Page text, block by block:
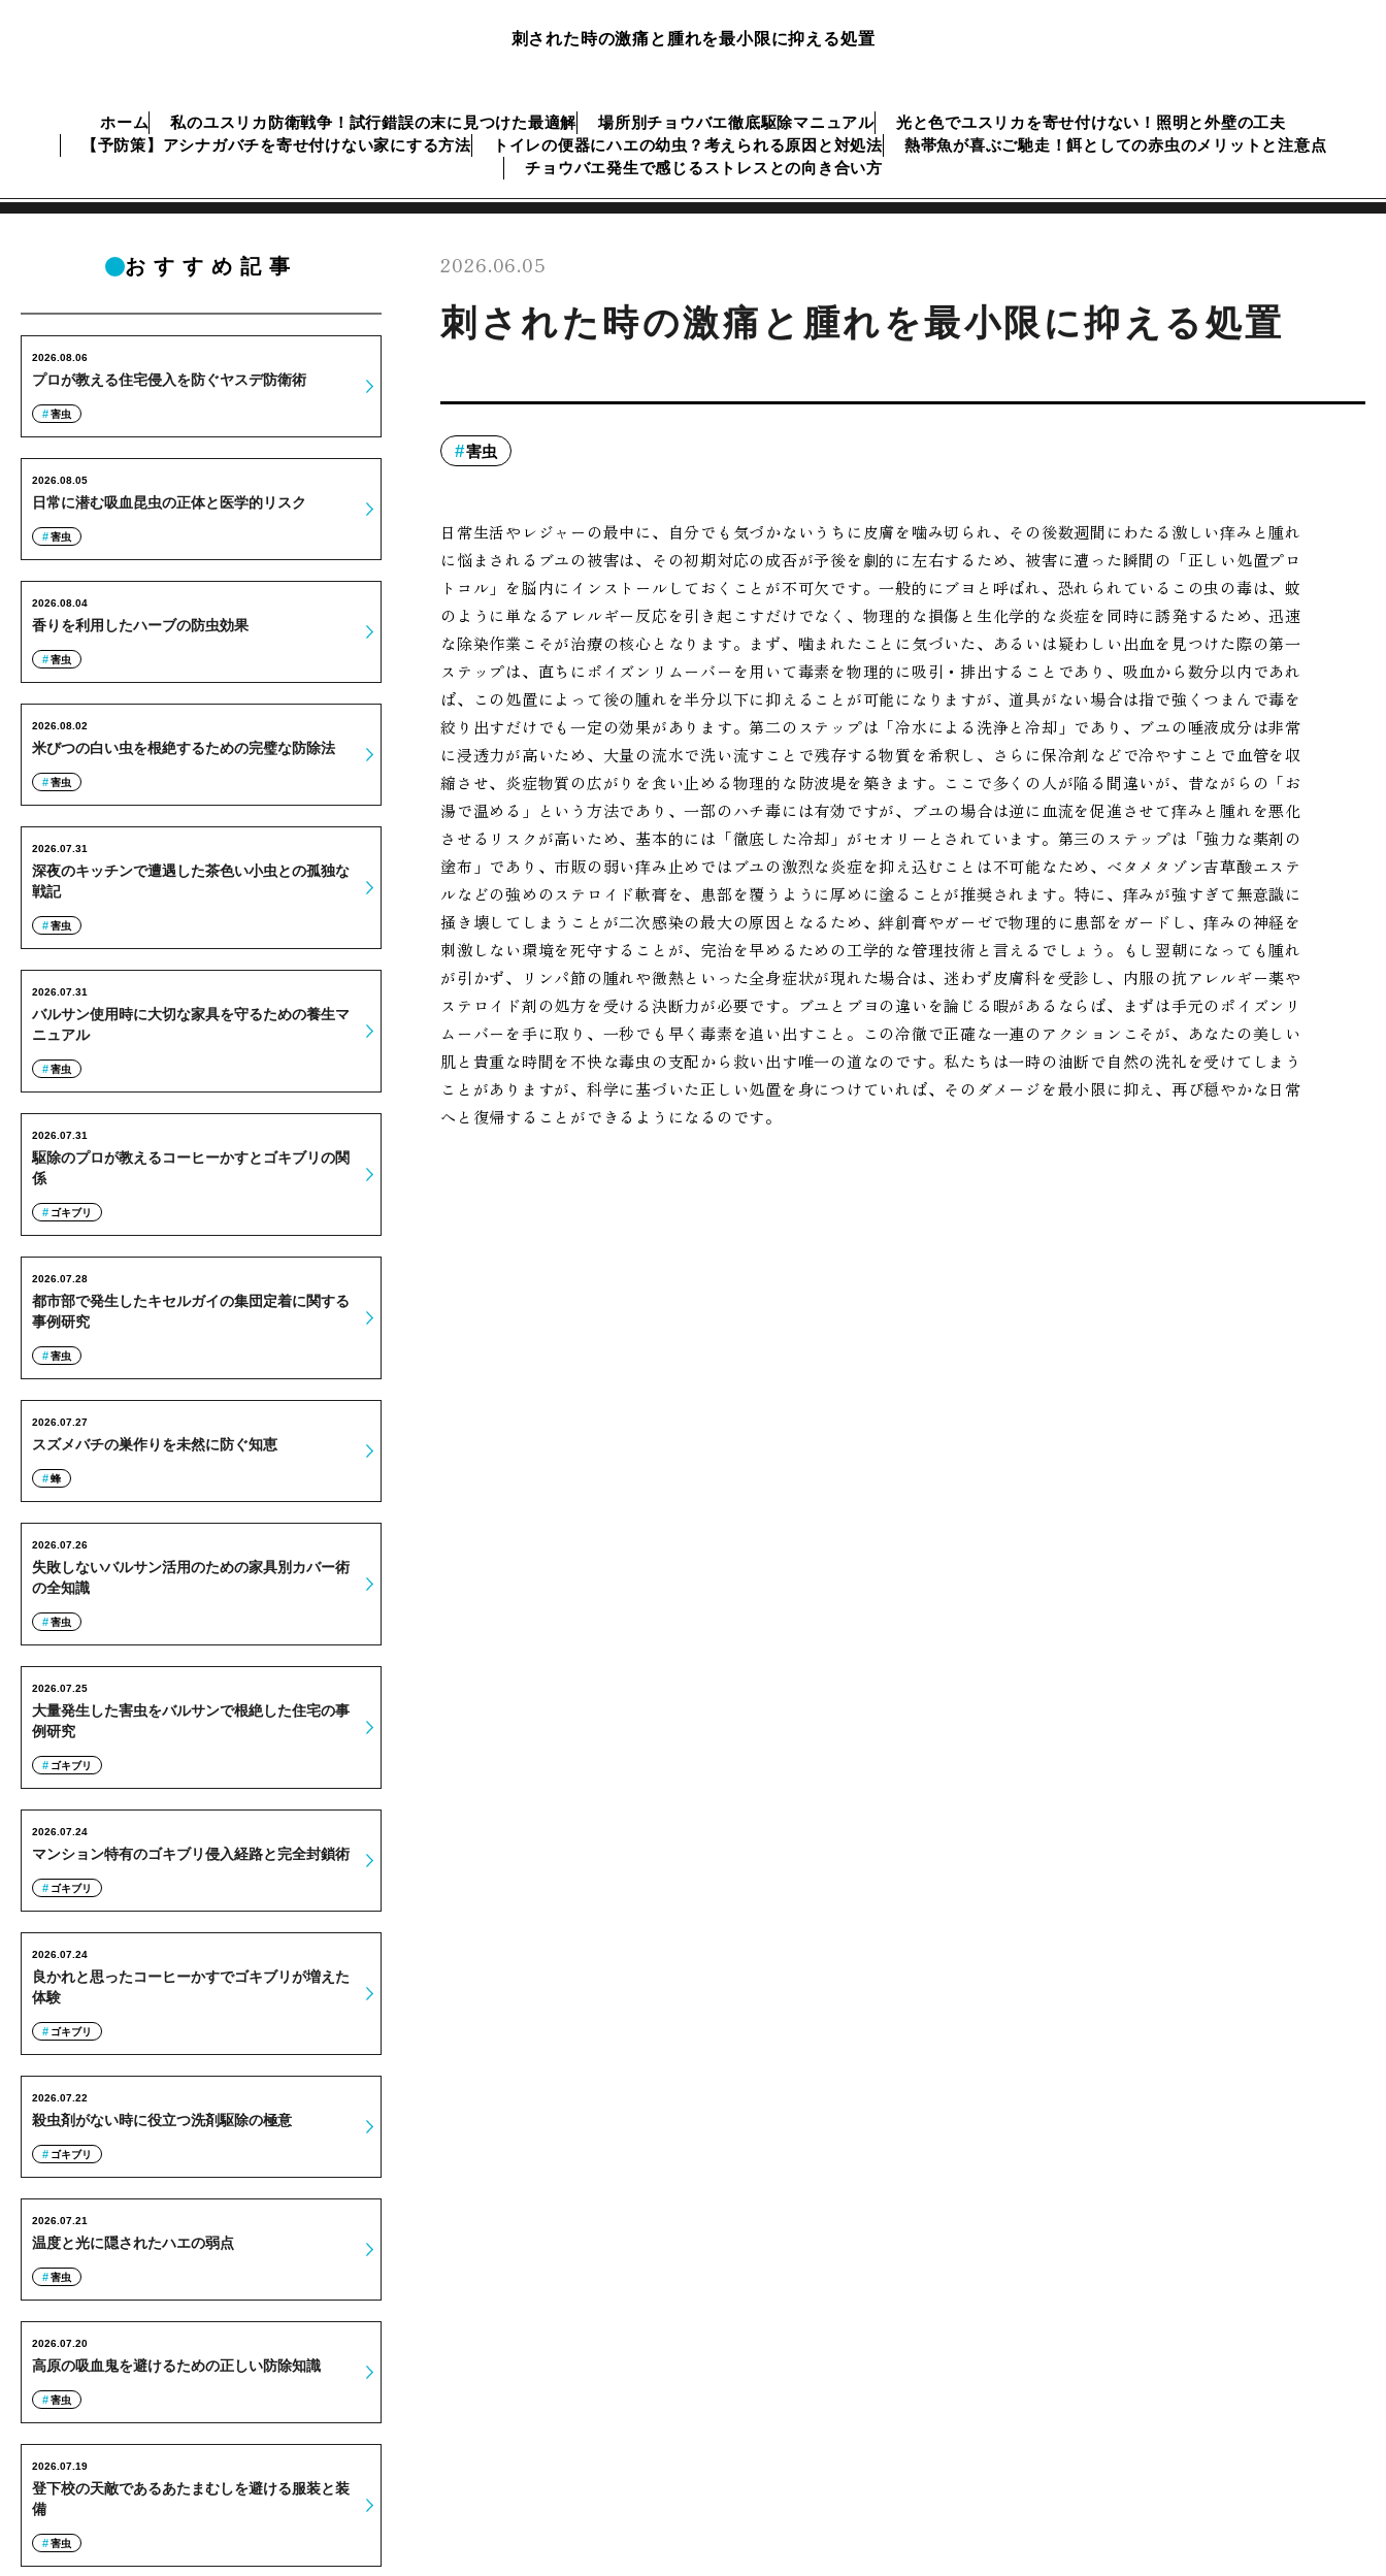
刺された時の激痛と腫れを最小限に抑える処置
ホーム 私のユスリカ防衛戦争！試行錯誤の末に見つけた最適解 場所別チョウバエ徹底駆除マニュアル
光と色でユスリカを寄せ付けない！照明と外壁の工夫
【予防策】アシナガバチを寄せ付けない家にする方法
トイレの便器にハエの幼虫？考えられる原因と対処法
熱帯魚が喜ぶご馳走！餌としての赤虫のメリットと注意点
チョウバエ発生で感じるストレスとの向き合い方
2026.06.05
刺された時の激痛と腫れを最小限に抑える処置
害虫
日常生活やレジャーの最中に、自分でも気づかないうちに皮膚を噛み切られ、その後数週間にわたる激しい痒みと腫れ
に悩まされるブユの被害は、その初期対応の成否が予後を劇的に左右するため、被害に遭った瞬間の「正しい処置プロ
トコル」を脳内にインストールしておくことが不可欠です。一般的にブヨと呼ばれ、恐れられているこの虫の毒は、蚊
のように単なるアレルギー反応を引き起こすだけでなく、物理的な損傷と生化学的な炎症を同時に誘発するため、迅速
な除染作業こそが治療の核心となります。まず、噛まれたことに気づいた、あるいは疑わしい出血を見つけた際の第一
ステップは、直ちにポイズンリムーバーを用いて毒素を物理的に吸引・排出することであり、吸血から数分以内であれ
ば、この処置によって後の腫れを半分以下に抑えることが可能になりますが、道具がない場合は指で強くつまんで毒を
絞り出すだけでも一定の効果があります。第二のステップは「冷水による洗浄と冷却」であり、ブユの唾液成分は非常
に浸透力が高いため、大量の流水で洗い流すことで残存する物質を希釈し、さらに保冷剤などで冷やすことで血管を収
縮させ、炎症物質の広がりを食い止める物理的な防波堤を築きます。ここで多くの人が陥る間違いが、昔ながらの「お
湯で温める」という方法であり、一部のハチ毒には有効ですが、ブユの場合は逆に血流を促進させて痒みと腫れを悪化
させるリスクが高いため、基本的には「徹底した冷却」がセオリーとされています。第三のステップは「強力な薬剤の
塗布」であり、市販の弱い痒み止めではブユの激烈な炎症を抑え込むことは不可能なため、ベタメタゾン吉草酸エステ
ルなどの強めのステロイド軟膏を、患部を覆うように厚めに塗ることが推奨されます。特に、痒みが強すぎて無意識に
掻き壊してしまうことが二次感染の最大の原因となるため、絆創膏やガーゼで物理的に患部をガードし、痒みの神経を
刺激しない環境を死守することが、完治を早めるための工学的な管理技術と言えるでしょう。もし翌朝になっても腫れ
が引かず、リンパ節の腫れや微熱といった全身症状が現れた場合は、迷わず皮膚科を受診し、内服の抗アレルギー薬や
ステロイド剤の処方を受ける決断力が必要です。ブユとブヨの違いを論じる暇があるならば、まずは手元のポイズンリ
ムーバーを手に取り、一秒でも早く毒素を追い出すこと。この冷徹で正確な一連のアクションこそが、あなたの美しい
肌と貴重な時間を不快な毒虫の支配から救い出す唯一の道なのです。私たちは一時の油断で自然の洗礼を受けてしまう
ことがありますが、科学に基づいた正しい処置を身につけていれば、そのダメージを最小限に抑え、再び穏やかな日常
へと復帰することができるようになるのです。
おすすめ記事
プロが教える住宅侵入を防ぐヤスデ防衛術
2026.08.06
害虫
日常に潜む吸血昆虫の正体と医学的リスク
2026.08.05
害虫
香りを利用したハーブの防虫効果
2026.08.04
害虫
米びつの白い虫を根絶するための完璧な防除法
2026.08.02
害虫
深夜のキッチンで遭遇した茶色い小虫との孤独な
戦記
2026.07.31
害虫
バルサン使用時に大切な家具を守るための養生マ
ニュアル
2026.07.31
害虫
駆除のプロが教えるコーヒーかすとゴキブリの関
係
2026.07.31
ゴキブリ
都市部で発生したキセルガイの集団定着に関する
事例研究
2026.07.28
害虫
スズメバチの巣作りを未然に防ぐ知恵
2026.07.27
蜂
失敗しないバルサン活用のための家具別カバー術
の全知識
2026.07.26
害虫
大量発生した害虫をバルサンで根絶した住宅の事
例研究
2026.07.25
ゴキブリ
マンション特有のゴキブリ侵入経路と完全封鎖術
2026.07.24
ゴキブリ
良かれと思ったコーヒーかすでゴキブリが増えた
体験
2026.07.24
ゴキブリ
殺虫剤がない時に役立つ洗剤駆除の極意
2026.07.22
ゴキブリ
温度と光に隠されたハエの弱点
2026.07.21
害虫
高原の吸血鬼を避けるための正しい防除知識
2026.07.20
害虫
登下校の天敵であるあたまむしを避ける服装と装
備
2026.07.19
害虫